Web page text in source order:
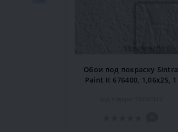
Обои под покраску Sintra
Paint It 676400, 1,06x25, 1